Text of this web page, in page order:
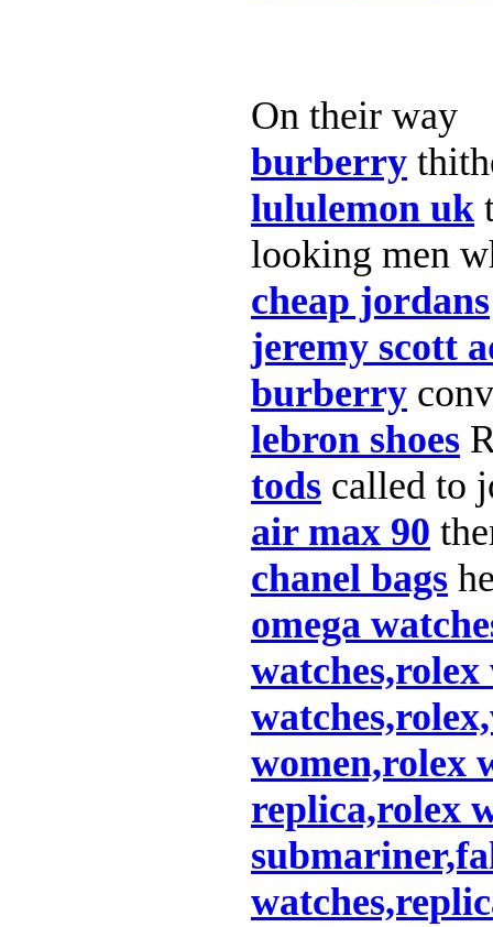
On their way
burberry
lululemon uk
looking men
cheap jordans
jeremy scott
burberry
lebron shoes
tods called to
air max 90
chanel bags
omega
watches,rolex
women,rolex
replica,rolex